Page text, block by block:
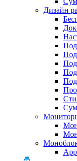
Дизайн